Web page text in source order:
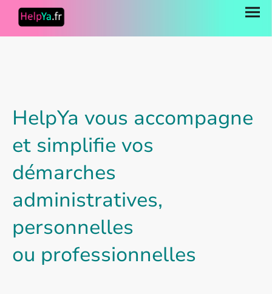
HelpYa vous accompagne
et simplifie vos
démarches
administratives,
personnelles
ou professionnelles